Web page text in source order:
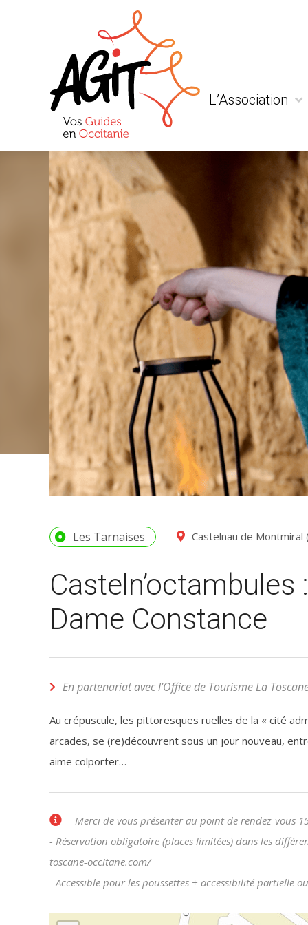
L’Association
Liens et
Les Tarnaises Castelnau de Montmiral
Casteln’octambules
Dame Constance
En partenariat avec l’Office de Tourisme La
Au crépuscule, les pittoresques ruelles de la « cité
arcades, se (re)découvrent sous un jour nouveau,
aime colporter…
- Merci de vous présenter au point de rendez-vous
- Réservation obligatoire (places limitées) dans les
toscane-occitane.com/
- Accessible pour les poussettes + accessibilité partielle